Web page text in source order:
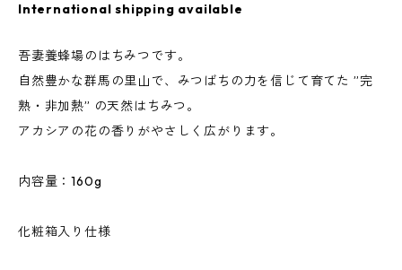
International shipping available
吾妻養蜂場のはちみつです。
自然豊かな群馬の里山で、みつばちの力を信じて育てた ”完
熟・非加熱” の天然はちみつ。
アカシアの花の香りがやさしく広がります。
内容量：160g
化粧箱入り仕様